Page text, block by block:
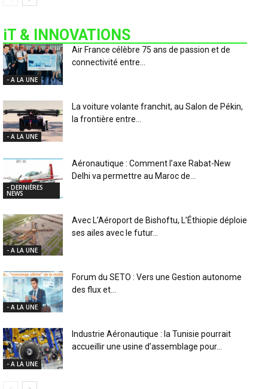
iT & INNOVATIONS
- A LA UNE
Air France célèbre 75 ans de passion et de
connectivité entre...
- A LA UNE
La voiture volante franchit, au Salon de Pékin,
la frontière entre...
- DERNIÈRES
NEWS
Aéronautique : Comment l’axe Rabat-New
Delhi va permettre au Maroc de...
- A LA UNE
Avec L’Aéroport de Bishoftu, L’Éthiopie déploie
ses ailes avec le futur...
- A LA UNE
Forum du SETO : Vers une Gestion autonome
des flux et...
- A LA UNE
Industrie Aéronautique : la Tunisie pourrait
accueillir une usine d’assemblage pour...